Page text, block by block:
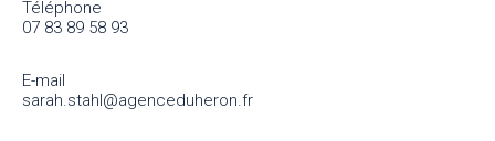
Téléphone
07 83 89 58 93
E-mail
sarah.stahl@agenceduheron.fr